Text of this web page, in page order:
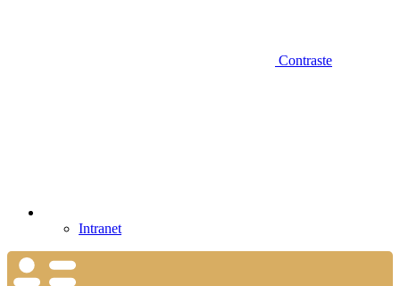
Contraste
Intranet